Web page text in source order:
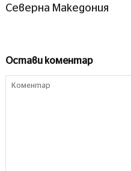
Северна Македония
Остави коментар